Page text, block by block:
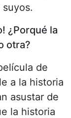
¿Porqué la
otra?
de
a la historia
asustar de
la historia